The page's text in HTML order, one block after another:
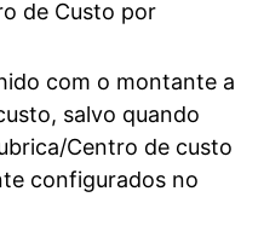
de Custo por
com o montante a
salvo quando
Centro de custo
configurados no